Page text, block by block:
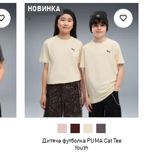
НОВИНКА
Дитяча футболка PUMA Cat Tee
Youth